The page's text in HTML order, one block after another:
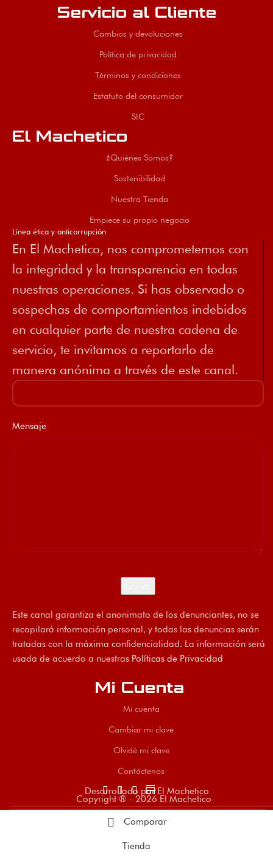
Servicio al Cliente
Cambios y devoluciones
Política de privacidad
Términos y condiciones
Estatuto del consumidor
SIC
El Machetico
¿Quiénes Somos?
Sostenibilidad
Nuestra Tienda
Empiece su propio negocio
Línea ética y anticorrupción
En El Machetico, nos comprometemos con
la integridad y la transparencia en todas
nuestras operaciones. Si has observado o
sospechas de comportamientos indebidos
en cualquier parte de nuestra cadena de
servicio, te invitamos a reportarlo de
manera anónima a través de este canal.
Mensaje
Este canal garantiza el anonimato de los denunciantes, no se
recopilará información personal, y todas las denuncias serán
tratadas con la máxima confidencialidad. La información será
usada de acuerdo a nuestras Políticas de Privacidad
Mi Cuenta
Mi cuenta
Cambiar mi clave
Olvidé mi clave
Contáctenos
store
Desarrollado por El Machetico
Copyright ® - 2026 El Machetico
Comparar
Tienda